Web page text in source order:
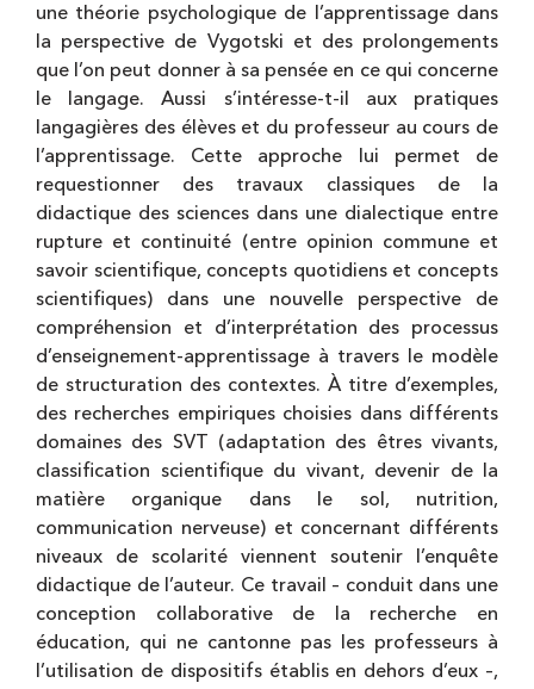
une théorie psychologique de l’apprentissage dans
la perspective de Vygotski et des prolongements
que l’on peut donner à sa pensée en ce qui concerne
le langage. Aussi s’intéresse-t-il aux pratiques
langagières des élèves et du professeur au cours de
l’apprentissage. Cette approche lui permet de
requestionner des travaux classiques de la
didactique des sciences dans une dialectique entre
rupture et continuité (entre opinion commune et
savoir scientifique, concepts quotidiens et concepts
scientifiques) dans une nouvelle perspective de
compréhension et d’interprétation des processus
d’enseignement-apprentissage à travers le modèle
de structuration des contextes. À titre d’exemples,
des recherches empiriques choisies dans différents
domaines des SVT (adaptation des êtres vivants,
classification scientifique du vivant, devenir de la
matière organique dans le sol, nutrition,
communication nerveuse) et concernant différents
niveaux de scolarité viennent soutenir l’enquête
didactique de l’auteur. Ce travail – conduit dans une
conception collaborative de la recherche en
éducation, qui ne cantonne pas les professeurs à
l’utilisation de dispositifs établis en dehors d’eux –,